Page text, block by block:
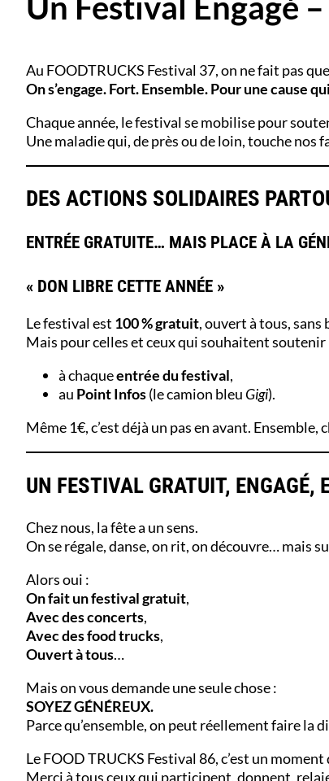
Au FOODTRUCKS Festival 37, on ne fait pas
On s’engage. Fort. Ensemble. Pour une cause
Chaque année, le festival se mobilise pour
Une maladie qui, de près ou de loin, touche nos
DES ACTIONS SOLIDAIRES
ENTRÉE GRATUITE… MAIS PLACE À LA
« DON LIBRE CETTE ANNÉE »
Le festival est 100 % gratuit, ouvert à tous,
Mais pour celles et ceux qui souhaitent soutenir
à chaqueentrée du festival,
au Point Infos(le camion bleu Gigi).
Même 1€, c’est déjà un pas en avant.
UN FESTIVAL GRATUIT, ENGAGÉ,
Chez nous, la fête a un sens.
On se régale, danse, on rit, on découvre… mais
Alors oui :
On fait un festival gratuit,
Avec des concerts,
Avec des food trucks,
Ouvert à tous…
Mais on vous demande une seule chose :
SOYEZ GÉNÉREUX.
Parce qu’ensemble, on peut réellement faire la
Le FOOD TRUCKS Festival 86, c’est un
Merci à tous ceux qui participent, donnent,